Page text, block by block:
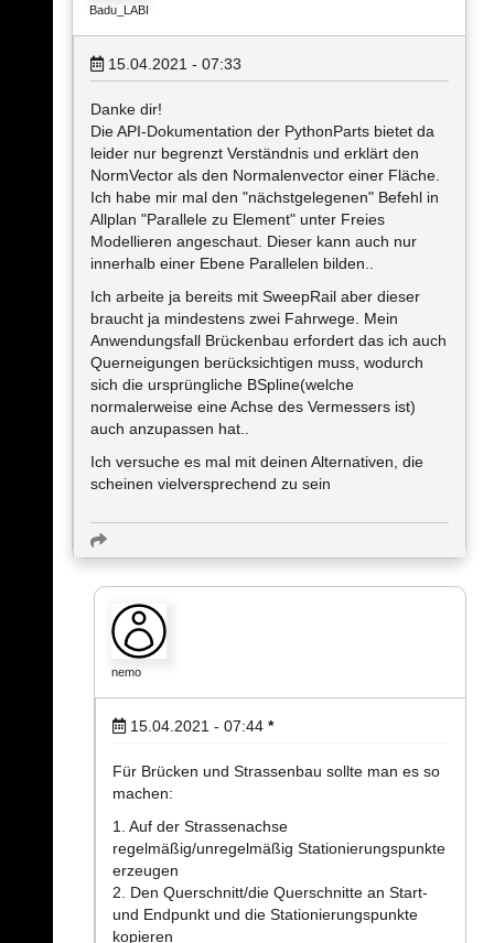
Badu_LABI
15.04.2021 - 07:33
Danke dir!
Die API-Dokumentation der PythonParts bietet da
leider nur begrenzt Verständnis und erklärt den
NormVector als den Normalenvector einer Fläche.
Ich habe mir mal den "nächstgelegenen" Befehl in
Allplan "Parallele zu Element" unter Freies
Modellieren angeschaut. Dieser kann auch nur
innerhalb einer Ebene Parallelen bilden..
Ich arbeite ja bereits mit SweepRail aber dieser
braucht ja mindestens zwei Fahrwege. Mein
Anwendungsfall Brückenbau erfordert das ich auch
Querneigungen berücksichtigen muss, wodurch
sich die ursprüngliche BSpline(welche
normalerweise eine Achse des Vermessers ist)
auch anzupassen hat..
Ich versuche es mal mit deinen Alternativen, die
scheinen vielversprechend zu sein
nemo
15.04.2021 - 07:44 *
Für Brücken und Strassenbau sollte man es so
machen:
1. Auf der Strassenachse
regelmäßig/unregelmäßig Stationierungspunkte
erzeugen
2. Den Querschnitt/die Querschnitte an Start-
und Endpunkt und die Stationierungspunkte
kopieren